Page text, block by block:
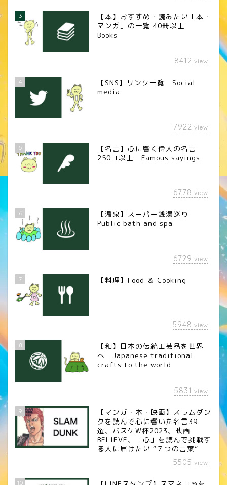
3
【本】おすすめ・読みたい「本・
マンガ」の一覧 40冊以上
Books
8412 view
4
【SNS】リンク一覧 Social
media
7922 view
5
【名言】心に響く偉人の名言
250コ以上 Famous sayings
6778 view
6
【温泉】スーパー銭湯巡り
Public bath and spa
6729 view
7 【料理】Food ＆ Cooking
5948 view
8
【和】日本の伝統工芸品を世界
へ Japanese traditional
crafts to the world
5831 view
9
【マンガ・本・映画】スラムダン
クを読んで心に響いた名言39
選、バスケW杯2023、映画
BELIEVE、「心」を読んで挑戦す
る人に届けたい “７つの言葉”
5505 view
10